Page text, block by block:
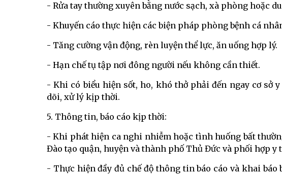
- Rửa tay thường xuyên bằng nước sạch, xà phòng hoặc
- Khuyến cáo thực hiện các biện pháp phòng bệnh cá
- Tăng cường vận động, rèn luyện thể lực, ăn uống hợp lý.
- Hạn chế tụ tập nơi đông người nếu không cần thiết.
- Khi có biểu hiện sốt, ho, khó thở phải đến ngay cơ sở
dõi, xử lý kịp thời.
5. Thông tin, báo cáo kịp thời:
- Khi phát hiện ca nghi nhiễm hoặc tình huống bất
Đào tạo quận, huyện và thành phố Thủ Đức và phối hợp
- Thực hiện đầy đủ chế độ thông tin báo cáo và khai